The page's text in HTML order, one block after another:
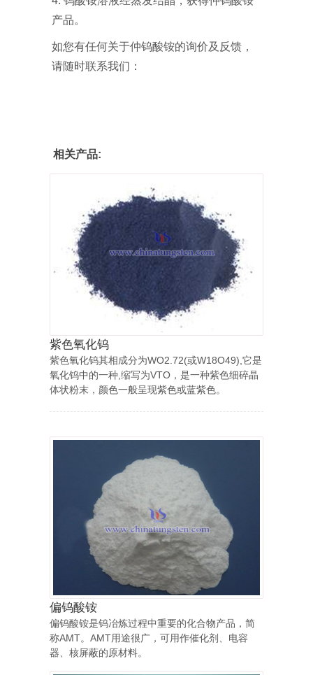
产品。
如您有任何关于仲钨酸铵的询价及反馈，
请随时联系我们：
相关产品:
紫色氧化钨
紫色氧化钨其相成分为WO2.72(或W18O49),它是
氧化钨中的一种,缩写为VTO，是一种紫色细碎晶
体状粉末，颜色一般呈现紫色或蓝紫色。
偏钨酸铵
偏钨酸铵是钨冶炼过程中重要的化合物产品，简
称AMT。AMT用途很广，可用作催化剂、电容
器、核屏蔽的原材料。